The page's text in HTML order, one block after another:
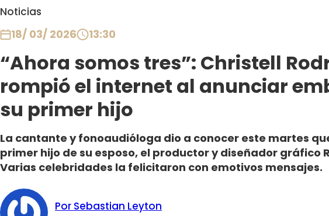
Noticias
18/ 03/ 2026 13:30
“Ahora somos tres”: Christell
rompió el internet al anunciar
su primer hijo
La cantante y fonoaudióloga dio a conocer este martes
primer hijo de su esposo, el productor y diseñador gráfico
Varias celebridades la felicitaron con emotivos mensajes.
Por Sebastian Leyton